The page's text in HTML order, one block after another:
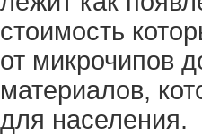
стоимость
от микрочипов
материалов,
для населения.